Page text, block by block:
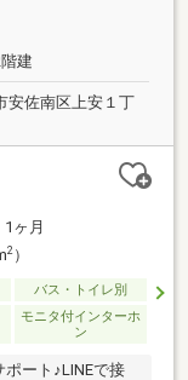
建
安佐南区上安１丁
1ヶ月
2）
バス・トイレ別
モニタ付インターホ
ン
ート♪LINEで接